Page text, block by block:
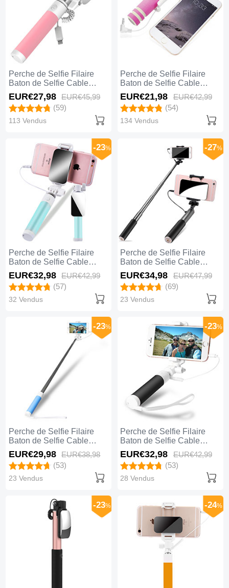
Perche de Selfie Filaire
Baton de Selfie Cable
Extensible de Poche
Universel S19 Rose
EUR€27,98 EUR€45,99
(59)
113 Vendus
Perche de Selfie Filaire
Baton de Selfie Cable
Extensible de Poche
Universel S18 Rose
EUR€21,98 EUR€42,99
(54)
134 Vendus
Perche de Selfie Filaire
Baton de Selfie Cable
Extensible de Poche
Universel S12 Vert
-23%
EUR€32,98 EUR€42,99
(57)
32 Vendus
Perche de Selfie Filaire
Baton de Selfie Cable
Extensible de Poche
Universel S11 Gris
-27%
EUR€34,98 EUR€47,99
(69)
23 Vendus
Perche de Selfie Filaire
Baton de Selfie Cable
Extensible de Poche
Universel S10 Bleu Ciel
-23%
EUR€29,98 EUR€38,98
(53)
23 Vendus
Perche de Selfie Filaire
Baton de Selfie Cable
Extensible de Poche
Universel S09 Noir
-23%
EUR€32,98 EUR€42,99
(53)
28 Vendus
-23% -24%